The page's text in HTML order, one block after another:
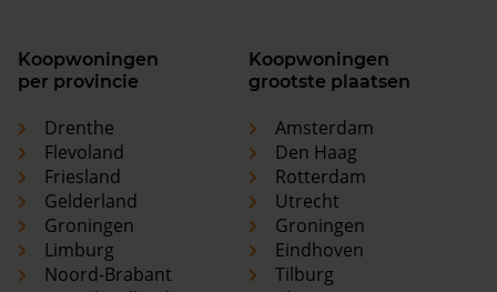
Koopwoningen
per provincie
Drenthe
Flevoland
Friesland
Gelderland
Groningen
Limburg
Noord-Brabant
Koopwoningen
grootste plaatsen
Amsterdam
Den Haag
Rotterdam
Utrecht
Groningen
Eindhoven
Tilburg